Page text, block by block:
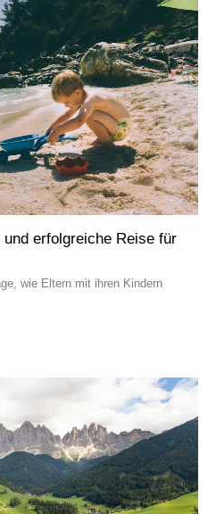
erfolgreiche Reise für
wie Eltern mit ihren Kindern